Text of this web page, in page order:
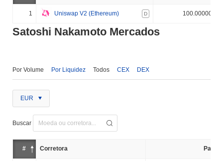
1 Uniswap V2 (Ethereum) D 100.000000%
Satoshi Nakamoto Mercados
Por Volume Por Liquidez Todos CEX DEX
EUR
Buscar
# Corretora Par